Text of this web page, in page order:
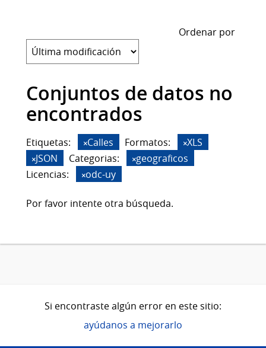
Ordenar por
Conjuntos de datos no
encontrados
Etiquetas: Calles Formatos:
XLS
JSON
Categorias:
geograficos
Licencias:
odc-uy
Por favor intente otra búsqueda.
Si encontraste algún error en este sitio:
ayúdanos a mejorarlo